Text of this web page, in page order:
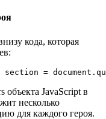
кода, которая
section = document .
объекта JavaScript в
несколько
для каждого героя.